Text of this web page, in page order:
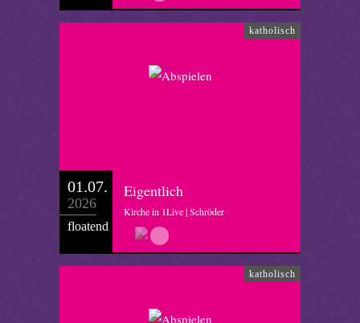
katholisch
01.07.
2026
floatend
Eigentlich
Kirche in 1Live | Schröder
katholisch